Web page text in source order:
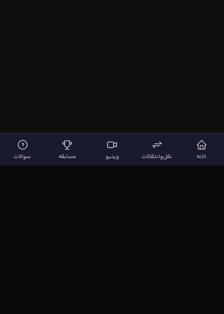
خانه نقل‌وانتقالات ویدیو مسابقه سوالات